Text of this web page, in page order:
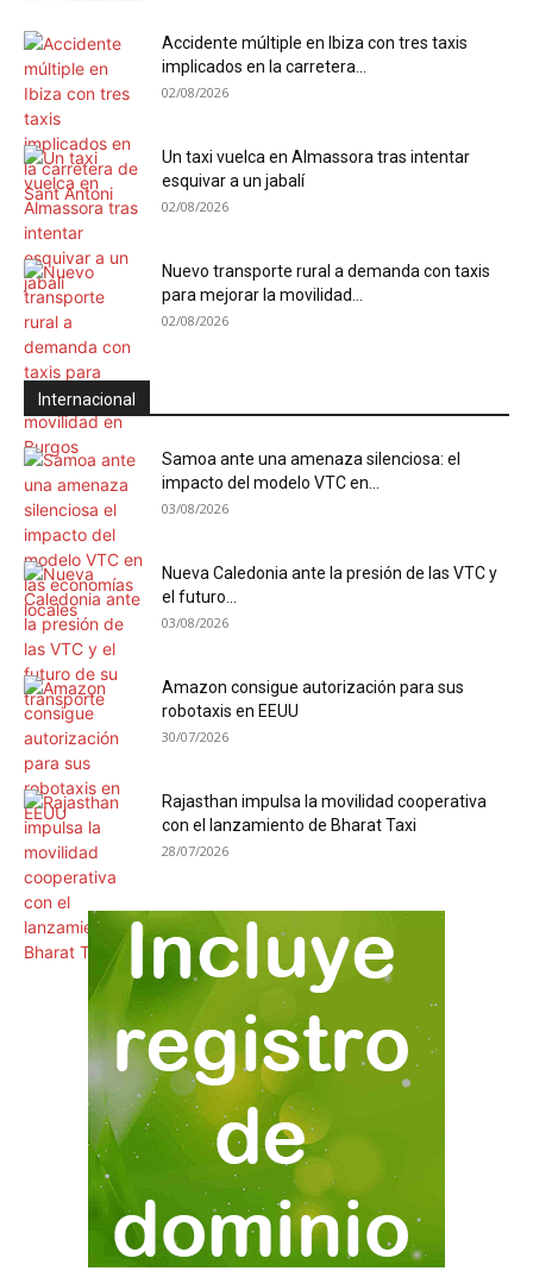
Accidente múltiple en Ibiza con tres taxis
implicados en la carretera...
02/08/2026
Un taxi vuelca en Almassora tras intentar
esquivar a un jabalí
02/08/2026
Nuevo transporte rural a demanda con taxis
para mejorar la movilidad...
02/08/2026
Internacional
Samoa ante una amenaza silenciosa: el
impacto del modelo VTC en...
03/08/2026
Nueva Caledonia ante la presión de las VTC y
el futuro...
03/08/2026
Amazon consigue autorización para sus
robotaxis en EEUU
30/07/2026
Rajasthan impulsa la movilidad cooperativa
con el lanzamiento de Bharat Taxi
28/07/2026